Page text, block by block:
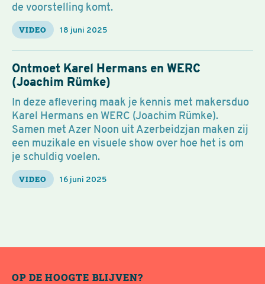
de voorstelling komt.
VIDEO 18 juni 2025
Ontmoet Karel Hermans en WERC
(Joachim Rümke)
In deze aflevering maak je kennis met makersduo
Karel Hermans en WERC (Joachim Rümke).
Samen met Azer Noon uit Azerbeidzjan maken zij
een muzikale en visuele show over hoe het is om
je schuldig voelen.
VIDEO 16 juni 2025
OP DE HOOGTE BLIJVEN?